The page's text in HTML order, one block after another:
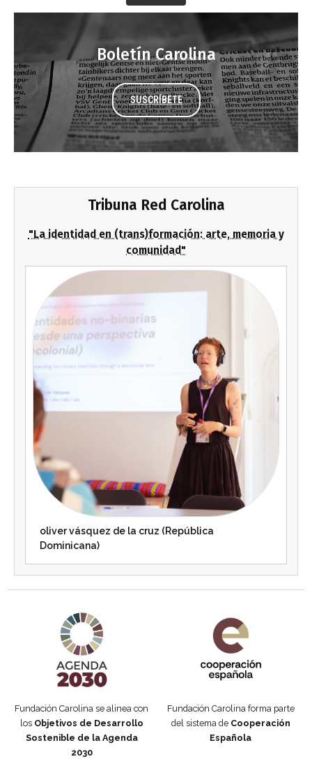
Boletín Carolina
SUSCRÍBETE
Tribuna Red Carolina
"La identidad en (trans)formación: arte, memoria y
comunidad"
oliver vásquez de la cruz (República
Dominicana)
Fundación Carolina se alinea con
los Objetivos de Desarrollo
Sostenible de la Agenda
2030
Fundación Carolina forma parte
del sistema de Cooperación
Española